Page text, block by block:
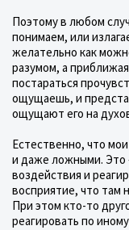
Поэтому в любом
понимаем, или
желательно как
разумом, а
постараться
ощущаешь, и
ощущают его на
Естественно, что
и даже ложными. Это
воздействия и
восприятие, что там
При этом кто-то
реагировать по